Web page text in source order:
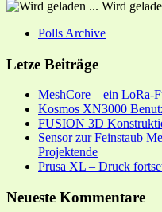
Wird
Polls Archive
Letze Beiträge
MeshCore – ein LoRa-
Kosmos XN3000
FUSION 3D
Sensor zur Feinstaub
Projektende
Prusa XL – Druck
Neueste Kommentare